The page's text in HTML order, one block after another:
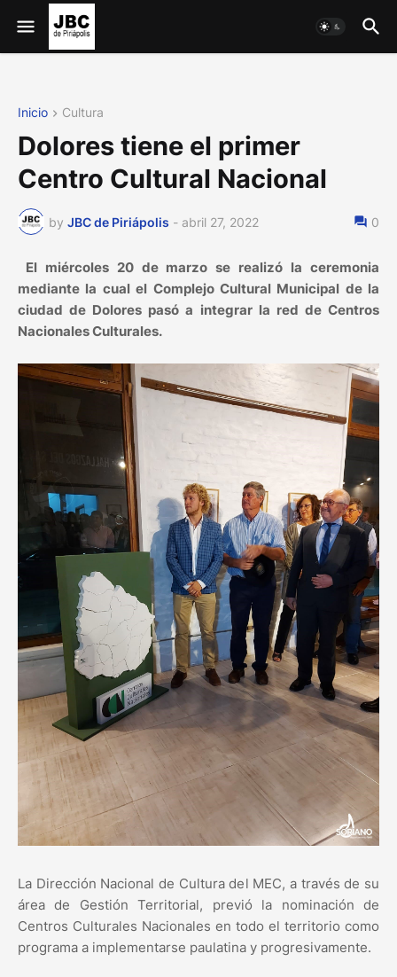
Inicio Cultura
Dolores tiene el primer
Centro Cultural Nacional
by JBC de Piriápolis - abril 27, 2022 0
El miércoles 20 de marzo se realizó la ceremonia
mediante la cual el Complejo Cultural Municipal de la
ciudad de Dolores pasó a integrar la red de Centros
Nacionales Culturales.
La Dirección Nacional de Cultura del MEC, a través de su
área de Gestión Territorial, previó la nominación de
Centros Culturales Nacionales en todo el territorio como
programa a implementarse paulatina y progresivamente.